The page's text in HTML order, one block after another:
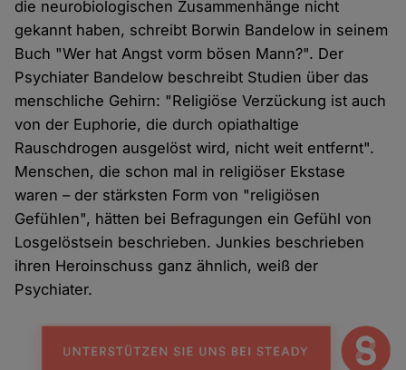
die neurobiologischen Zusammenhänge nicht
gekannt haben, schreibt Borwin Bandelow in seinem
Buch "Wer hat Angst vorm bösen Mann?". Der
Psychiater Bandelow beschreibt Studien über das
menschliche Gehirn: "Religiöse Verzückung ist auch
von der Euphorie, die durch opiathaltige
Rauschdrogen ausgelöst wird, nicht weit entfernt".
Menschen, die schon mal in religiöser Ekstase
waren – der stärksten Form von "religiösen
Gefühlen", hätten bei Befragungen ein Gefühl von
Losgelöstsein beschrieben. Junkies beschrieben
ihren Heroinschuss ganz ähnlich, weiß der
Psychiater.